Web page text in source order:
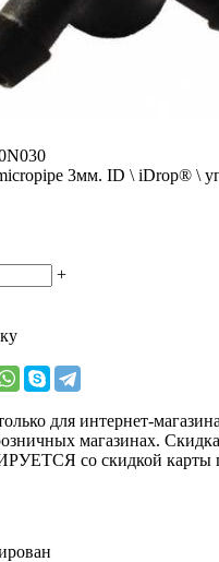
3мм. ID \ iDrop® \
+
для интернет-
магазинах.
со скидкой карты